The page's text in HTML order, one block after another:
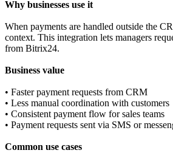
Why businesses use it
When payments are handled outside the
context. This integration lets managers
from Bitrix24.
Business value
• Faster payment requests from CRM
• Less manual coordination with customers
• Consistent payment flow for sales teams
• Payment requests sent via SMS or
Common use cases